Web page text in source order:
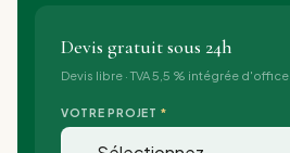
Devis gratuit sous 24h
Devis libre · TVA 5,5 % intégrée d'office
VOTRE PROJET *